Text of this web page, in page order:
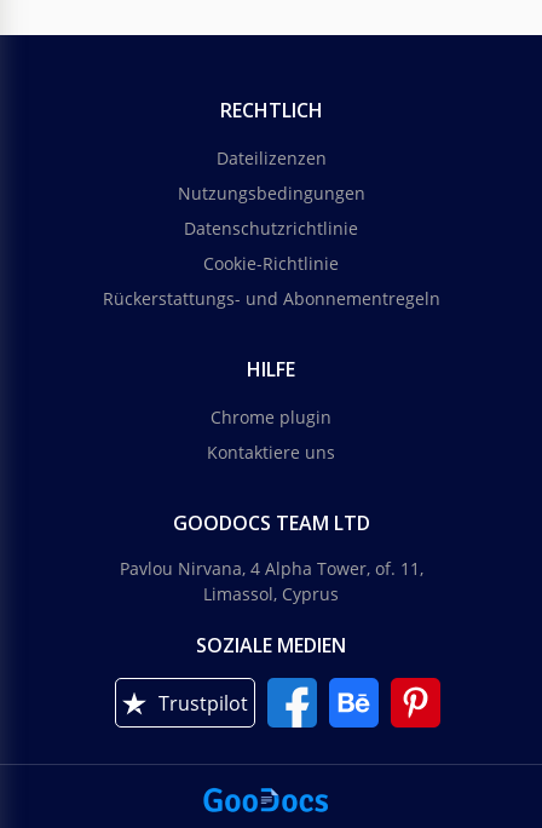
RECHTLICH
Dateilizenzen
Nutzungsbedingungen
Datenschutzrichtlinie
Cookie-Richtlinie
Rückerstattungs- und Abonnementregeln
HILFE
Chrome plugin
Kontaktiere uns
GOODOCS TEAM LTD
Pavlou Nirvana, 4 Alpha Tower, of. 11,
Limassol, Cyprus
SOZIALE MEDIEN
Trustpilot